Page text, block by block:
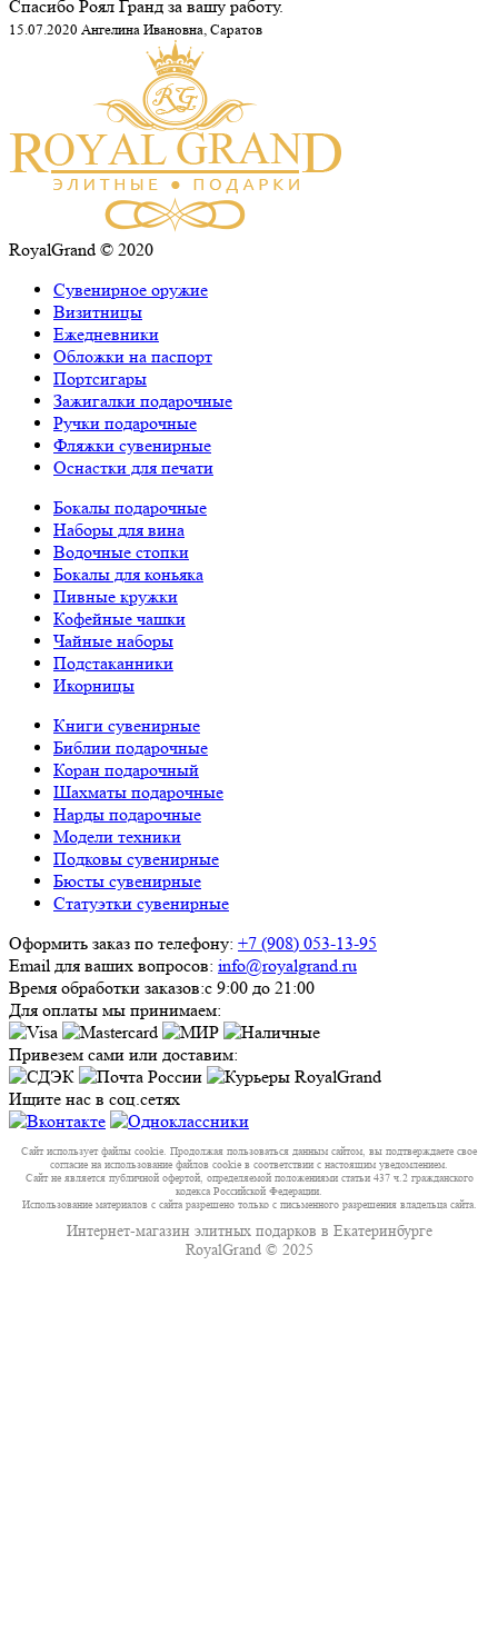
Спасибо Роял Гранд за вашу работу.
15.07.2020 Ангелина Ивановна, Саратов
RoyalGrand © 2020
Сувенирное оружие
Визитницы
Ежедневники
Обложки на паспорт
Портсигары
Зажигалки подарочные
Ручки подарочные
Фляжки сувенирные
Оснастки для печати
Бокалы подарочные
Наборы для вина
Водочные стопки
Бокалы для коньяка
Пивные кружки
Кофейные чашки
Чайные наборы
Подстаканники
Икорницы
Книги сувенирные
Библии подарочные
Коран подарочный
Шахматы подарочные
Нарды подарочные
Модели техники
Подковы сувенирные
Бюсты сувенирные
Статуэтки сувенирные
Оформить заказ по телефону: +7 (908) 053-13-95
Email для ваших вопросов: info@royalgrand.ru
Время обработки заказов:с 9:00 до 21:00
Для оплаты мы принимаем:
Привезем сами или доставим:
Ищите нас в соц.сетях
Сайт использует файлы cookie. Продолжая пользоваться данным сайтом, вы подтверждаете свое
согласие на использование файлов cookie в соответствии с настоящим уведомлением.
Сайт не является публичной офертой, определяемой положениями статьи 437 ч.2 гражданского
кодекса Российской Федерации.
Использование материалов с сайта разрешено только с письменного разрешения владельца сайта.
Интернет-магазин элитных подарков в Екатеринбурге
RoyalGrand © 2025